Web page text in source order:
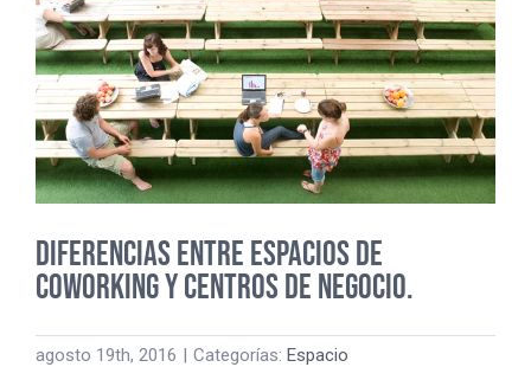
EN
FREELAND
COWORKING
Diferencias entre Espacios de
Coworking y Centros de Negocio.
agosto 19th, 2016 | Categorías: Espacio